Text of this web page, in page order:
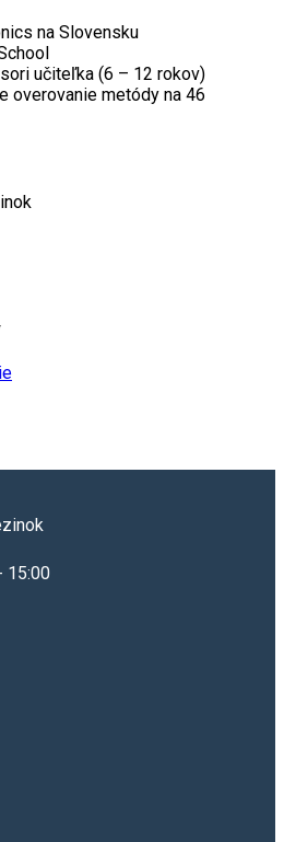
na Slovensku
učiteľka (6 – 12 rokov)
overovanie metódy na 46
15:00